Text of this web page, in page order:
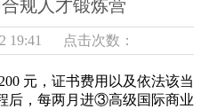
规人才锻炼营
19:41 点击次数：
元，证书费用以及依法该当
后，每两月进③高级国际商业